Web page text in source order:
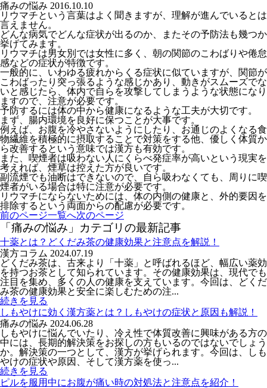
痛みの悩み 2016.10.10
リウマチという言葉はよく聞きますが、理解が進んでいるとは
言えません。
どんな病気でどんな症状が出るのか、またその予防法も幾つか
挙げてみます。
リウマチは男女別では女性に多く、朝の関節のこわばりや倦怠
感などの症状が特徴です。
一般的に、いわゆる疲れからくる症状に似ていますが、関節が
こわばったり突っ張るような感じかあり、動きがスムーズでな
いと感じたら、体内で自らを攻撃してしまうような状態になり
ますので、注意が必要です。
予防するには体の中から健康になるような工夫が大切です。
まず、腸内環境を良好に保つことが大事です。
例えば、お腹を冷やさないようにしたり、お通じのよくなる食
物繊維を積極的に摂取することで対策をする他、優しく体質か
ら改善するという意味では漢方も有効です。
また、喫煙者は吸わない人にくらべ発症率が高いという現実を
考えれば、煙草は控えた方が良いです。
副流煙でも油断はできないので、自ら吸わなくても、周りに喫
煙者がいる場合は特に注意が必要です。
リウマチにならないためには、体の内側の健康と、外的要因を
排除するという両面からの配慮が必要です。
前のページ一覧へ次のページ
「痛みの悩み」カテゴリの最新記事
十薬とは？どくだみ茶の健康効果と注意点を解説！
漢方コラム 2024.07.19
どくだみ茶は、古来より「十薬」と呼ばれるほど、幅広い薬効
を持つお茶として知られています。その健康効果は、現代でも
注目を集め、多くの人の健康を支えています。今回は、どくだ
み茶の健康効果と安全に楽しむための注...
続きを見る
しもやけに効く漢方薬とは？しもやけの症状と原因も解説！
痛みの悩み 2024.06.28
しもやけに悩んでいたり、冷え性で体質改善に興味がある方の
中には、長期的解決策をお探しの方もいるのではないでしょう
か。解決策の一つとして、漢方が挙げられます。今回は、しも
やけの症状や原因、そして漢方薬を使っ...
続きを見る
ピルを服用中にお腹が痛い時の対処法と注意点を紹介！